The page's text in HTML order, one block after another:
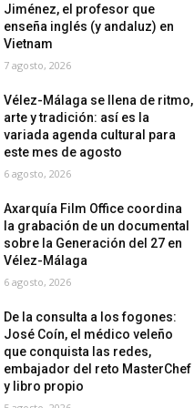
Jiménez, el profesor que
enseña inglés (y andaluz) en
Vietnam
7 agosto, 2026
Vélez-Málaga se llena de ritmo,
arte y tradición: así es la
variada agenda cultural para
este mes de agosto
6 agosto, 2026
Axarquía Film Office coordina
la grabación de un documental
sobre la Generación del 27 en
Vélez-Málaga
6 agosto, 2026
De la consulta a los fogones:
José Coín, el médico veleño
que conquista las redes,
embajador del reto MasterChef
y libro propio